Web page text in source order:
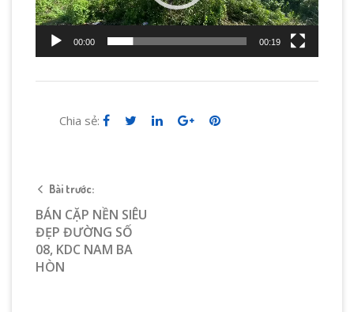
00:00 00:19
Chia sẻ:
Bài trước:
BÁN CẶP NỀN SIÊU
ĐẸP ĐƯỜNG SỐ
08, KDC NAM BA
HÒN